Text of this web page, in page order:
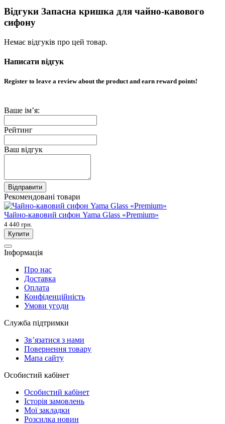
Відгуки Запасна кришка для чайно-кавового
сифону
Немає відгуків про цей товар.
Написати відгук
Register to leave a review about the product and earn reward points!
Ваше ім’я:
Рейтинг
Ваш відгук
Відправити
Рекомендовані товари
Чайно-кавовий сифон Yama Glass «Premium»
4 440 грн.
Купити
Інформація
Про нас
Доставка
Оплата
Конфіденційність
Умови угоди
Служба підтримки
Зв’язатися з нами
Повернення товару
Мапа сайту
Особистий кабінет
Особистий кабінет
Історія замовлень
Мої закладки
Розсилка новин